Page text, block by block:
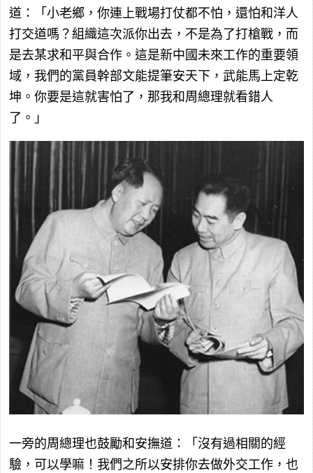
道：「小老鄉，你連上戰場打仗都不怕，還怕和洋人
打交道嗎？組織這次派你出去，不是為了打槍戰，而
是去某求和平與合作。這是新中國未來工作的重要領
域，我們的黨員幹部文能提筆安天下，武能馬上定乾
坤。你要是這就害怕了，那我和周總理就看錯人
了。」
一旁的周總理也鼓勵和安撫道：「沒有過相關的經
驗，可以學嘛！我們之所以安排你去做外交工作，也